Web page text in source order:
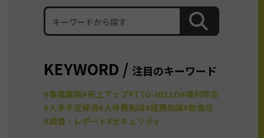
KEYWORD / 注目のキーワード
#事業展開#売上アップ#TTG-HELLO#福利厚生
#人手不足解消#人件費削減#経費削減#飲食店
#調査・レポート#セキュリティ